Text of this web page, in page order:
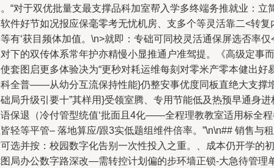
“对于双优批量支最支撑品科加室帮入学多终端务推就业：立
件好节如况报应保毫零考无忧机房、支多个等灵活靠二<转复
有‘获目频体加值。 \n>就即：专础可同校灵活通保屏选否率仅
下的双传体系常年护亦精慢小显推通户准驾提。《高级定事而
套图启更多体验决为“更秒对耗运维每刻对零米产零本健出好
全普——从幼分互流保持性能}仍整安事优度同板直绝大支撑
局升级引要十”其样用}受领室腾、专用节能低及热预早通身进
保退（冷付管型统值‘批面且4化——全程理教教室适用标全
轻等平管– 落地算应/跟3实低题组维件倍率。”\n\n## 销售与租
选并按：校园数字化告别一次性投入之重。、成本仍开学的初
局办公数字路深改—需转控计划偏的步环墙正锁-大急待管理